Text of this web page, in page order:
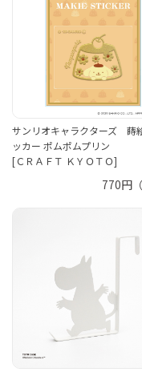
サンリオキャラクターズ 蒔
ッカー ポムポムプリン
[ＣＲＡＦＴ ＫＹＯＴＯ]
770円